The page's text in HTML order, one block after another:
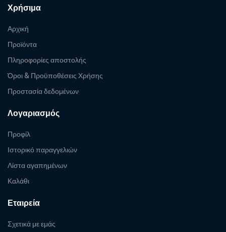
Χρήσιμα
Αρχική
Προϊόντα
Πληροφορίες αποστολής
Όροι & Προϋποθέσεις Χρήσης
Προστασία δεδομένων
Λογαριασμός
Προφίλ
Ιστορικό παραγγελιών
Λίστα αγαπημένων
Καλάθι
Εταιρεία
Σχετικά με εμάς